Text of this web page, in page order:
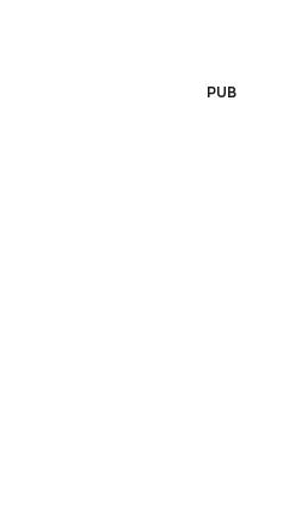
PUB